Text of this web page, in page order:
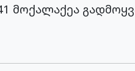
მოქალაქეა